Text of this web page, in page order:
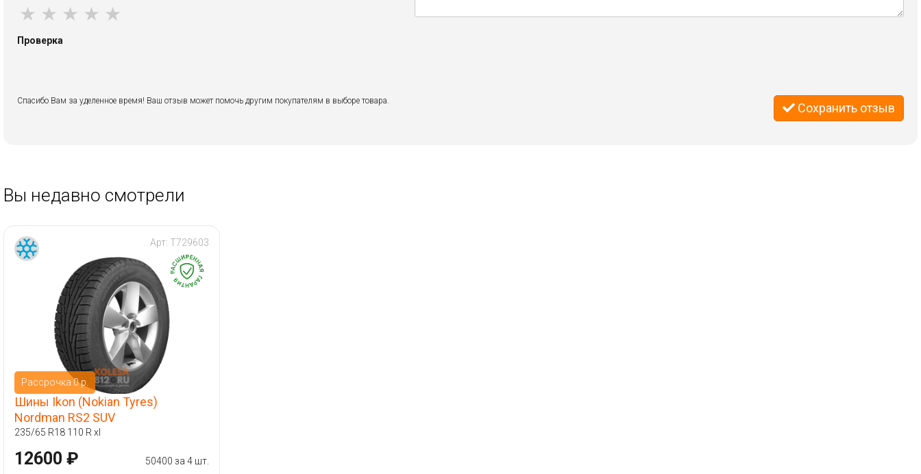
★ ★ ★ ★ ★
Проверка
Спасибо Вам за уделенное время! Ваш отзыв может помочь другим покупателям в выборе товара. Сохранить отзыв
Вы недавно смотрели
Рассрочка 0 р.
Арт: T729603
Шины Ikon (Nokian Tyres)
Nordman RS2 SUV
235/65 R18 110 R xl
12600 ₽ 50400 за 4 шт.